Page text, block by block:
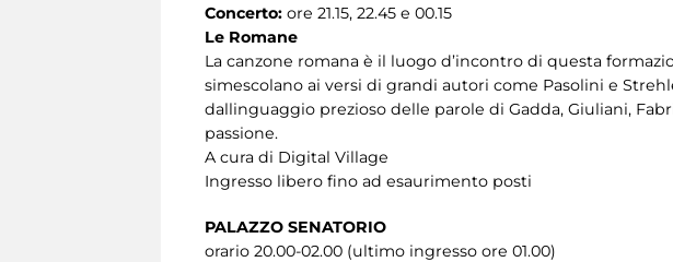
Concerto: ore 21.15, 22.45 e 00.15
Le Romane
La canzone romana è il luogo d’incontro di questa
simescolano ai versi di grandi autori come Pasolini e
dallinguaggio prezioso delle parole di Gadda, Giuliani,
passione.
A cura di Digital Village
Ingresso libero fino ad esaurimento posti
PALAZZO SENATORIO
orario 20.00-02.00 (ultimo ingresso ore 01.00)